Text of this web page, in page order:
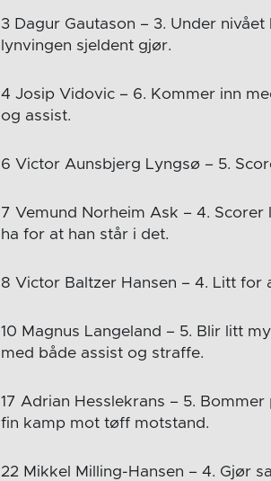
3 Dagur Gautason – 3. Under
lynvingen sjeldent gjør.
4 Josip Vidovic – 6. Kommer inn
og assist.
6 Victor Aunsbjerg Lyngsø – 5.
7 Vemund Norheim Ask – 4.
ha for at han står i det.
8 Victor Baltzer Hansen – 4. Litt for
10 Magnus Langeland – 5. Blir litt
med både assist og straffe.
17 Adrian Hesslekrans – 5.
fin kamp mot tøff motstand.
22 Mikkel Milling-Hansen – 4. Gjør